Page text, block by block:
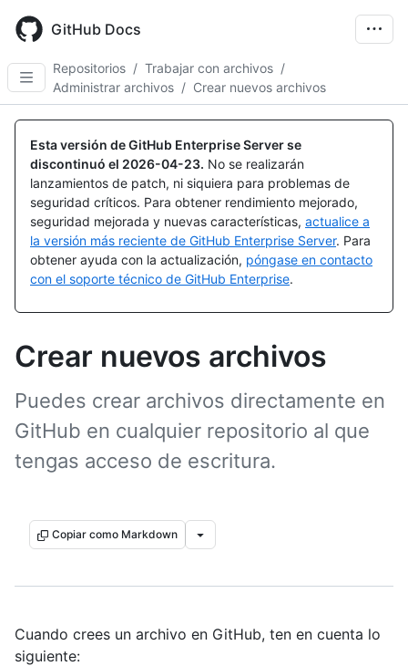
main
content
GitHub Docs
Repositorios / Trabajar con archivos /
Administrar archivos / Crear nuevos archivos
Esta versión de GitHub Enterprise Server se
discontinuó el 2026-04-23. No se realizarán
lanzamientos de patch, ni siquiera para problemas de
seguridad críticos. Para obtener rendimiento mejorado,
seguridad mejorada y nuevas características, actualice a
la versión más reciente de GitHub Enterprise Server. Para
obtener ayuda con la actualización, póngase en contacto
con el soporte técnico de GitHub Enterprise.
Crear nuevos archivos
Puedes crear archivos directamente en
GitHub en cualquier repositorio al que
tengas acceso de escritura.
Copiar como Markdown
Cuando crees un archivo en GitHub, ten en cuenta lo
siguiente: